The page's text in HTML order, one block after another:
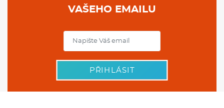
VAŠEHO EMAILU
PŘIHLÁSIT